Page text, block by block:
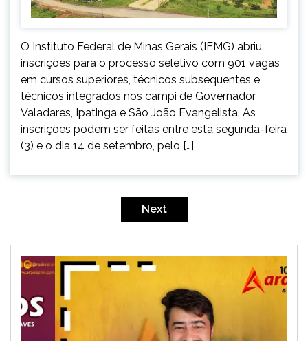
O Instituto Federal de Minas Gerais (IFMG) abriu
inscrições para o processo seletivo com 901 vagas
em cursos superiores, técnicos subsequentes e
técnicos integrados nos campi de Governador
Valadares, Ipatinga e São João Evangelista. As
inscrições podem ser feitas entre esta segunda-feira
(3) e o dia 14 de setembro, pelo […]
Next